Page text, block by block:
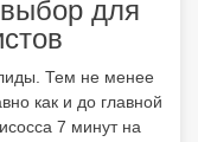
в два дня, что
Питание не было
номер на
Сейф в
что также не